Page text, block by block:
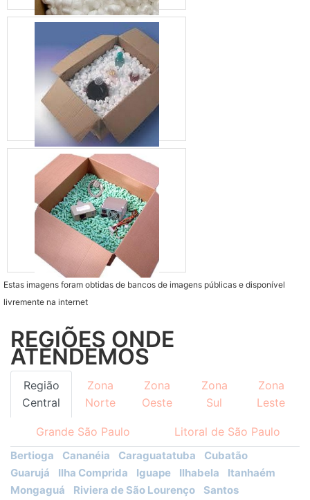
Estas imagens foram obtidas de bancos de imagens públicas e disponível
livremente na internet
REGIÕES ONDE
ATENDEMOS
Região
Central
Zona
Norte
Zona
Oeste
Zona
Sul
Zona
Leste
Grande São Paulo Litoral de São Paulo
Bertioga Cananéia Caraguatatuba
Cubatão
Guarujá
Ilha Comprida Iguape Ilhabela
Itanhaém
Mongaguá
Riviera de São Lourenço
Santos